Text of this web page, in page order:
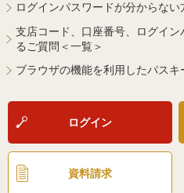
ログインパスワードが分からない
支店コード、口座番号、ログイ
るご質問＜一覧＞
ブラウザの機能を利用したパス
ログイン
資料請求